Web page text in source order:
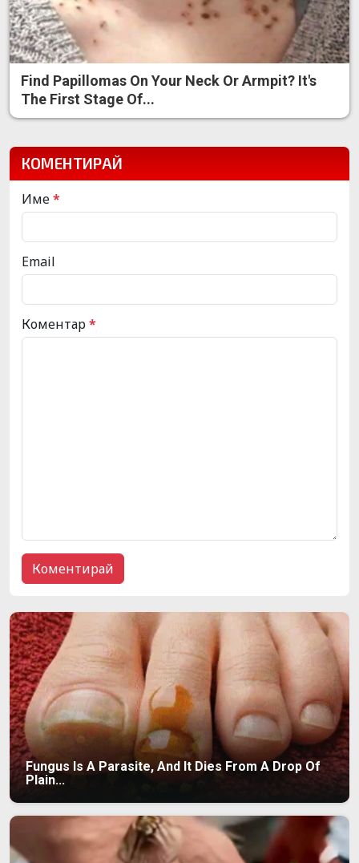
Find Papillomas On Your Neck Or Armpit? It's
The First Stage Of...
КОМЕНТИРАЙ
Име*
Email
Коментар*
Fungus Is A Parasite, And It Dies From A Drop Of
Plain...